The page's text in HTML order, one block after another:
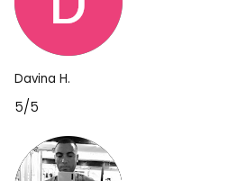
Davina H.
5/5